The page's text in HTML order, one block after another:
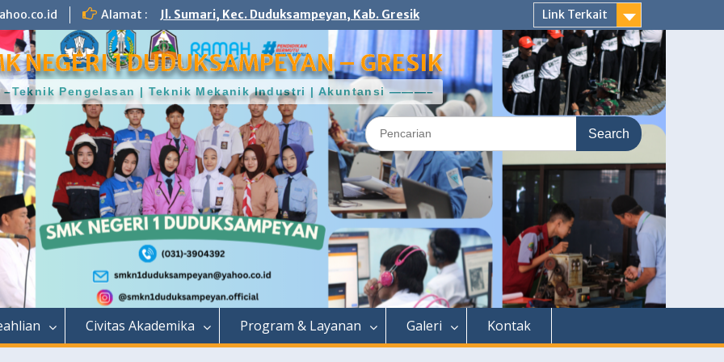
Alamat : Jl. Sumari, Kec. Duduksampeyan, Kab. Gresik Link Terkait
NEGERI 1 DUDUKSAMPEYAN – GRESIK
Pengelasan | Teknik Mekanik Industri | Akuntansi ———–
Search
for:
Civitas Akademika Program & Layanan Galeri Kontak